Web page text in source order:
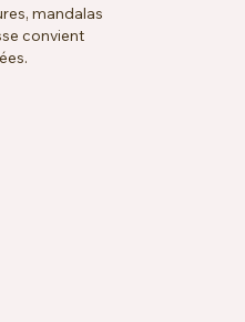
mandalas
convient